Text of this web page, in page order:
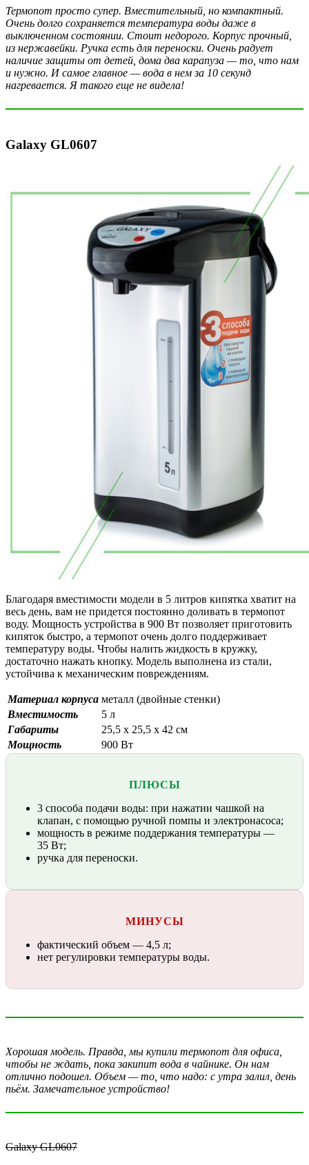
Термопот просто супер. Вместительный, но компактный.
Очень долго сохраняется температура воды даже в
выключенном состоянии. Стоит недорого. Корпус прочный,
из нержавейки. Ручка есть для переноски. Очень радует
наличие защиты от детей, дома два карапуза — то, что нам
и нужно. И самое главное — вода в нем за 10 секунд
нагревается. Я такого еще не видела!
Galaxy GL0607
Благодаря вместимости модели в 5 литров кипятка хватит на
весь день, вам не придется постоянно доливать в термопот
воду. Мощность устройства в 900 Вт позволяет приготовить
кипяток быстро, а термопот очень долго поддерживает
температуру воды. Чтобы налить жидкость в кружку,
достаточно нажать кнопку. Модель выполнена из стали,
устойчива к механическим повреждениям.
Материал корпуса металл (двойные стенки)
Вместимость
5 л
Габариты
25,5 х 25,5 х 42 см
Мощность
900 Вт
ПЛЮСЫ
3 способа подачи воды: при нажатии чашкой на
клапан, с помощью ручной помпы и электронасоса;
мощность в режиме поддержания температуры —
35 Вт;
ручка для переноски.
МИНУСЫ
фактический объем — 4,5 л;
нет регулировки температуры воды.
Хорошая модель. Правда, мы купили термопот для офиса,
чтобы не ждать, пока закипит вода в чайнике. Он нам
отлично подошел. Объем — то, что надо: с утра залил, день
пьём. Замечательное устройство!
Galaxy GL0607